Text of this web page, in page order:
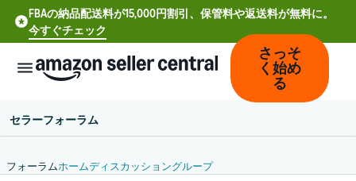
FBAの納品配送料が15,000円割引、保管料や返送料が無料に。
今すぐチェック
さっそ
く始め
る
セラーフォーラム
フォーラムホームディスカッショングループ